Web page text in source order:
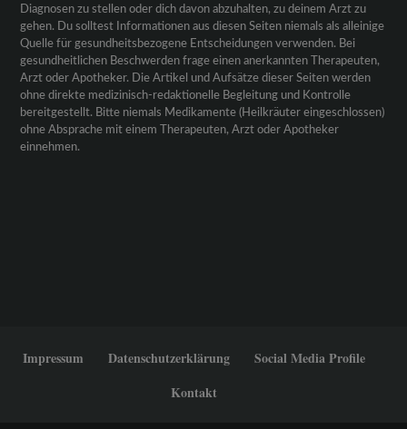
Diagnosen zu stellen oder dich davon abzuhalten, zu deinem Arzt zu
gehen. Du solltest Informationen aus diesen Seiten niemals als alleinige
Quelle für gesundheitsbezogene Entscheidungen verwenden. Bei
gesundheitlichen Beschwerden frage einen anerkannten Therapeuten,
Arzt oder Apotheker. Die Artikel und Aufsätze dieser Seiten werden
ohne direkte medizinisch-redaktionelle Begleitung und Kontrolle
bereitgestellt. Bitte niemals Medikamente (Heilkräuter eingeschlossen)
ohne Absprache mit einem Therapeuten, Arzt oder Apotheker
einnehmen.
Impressum Datenschutzerklärung
Social Media Profile
Kontakt